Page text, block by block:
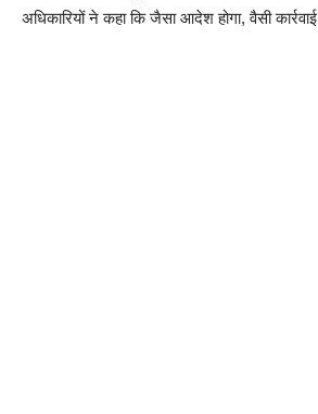
अधिकारियों ने कहा कि जैसा आदेश होगा, वैसी